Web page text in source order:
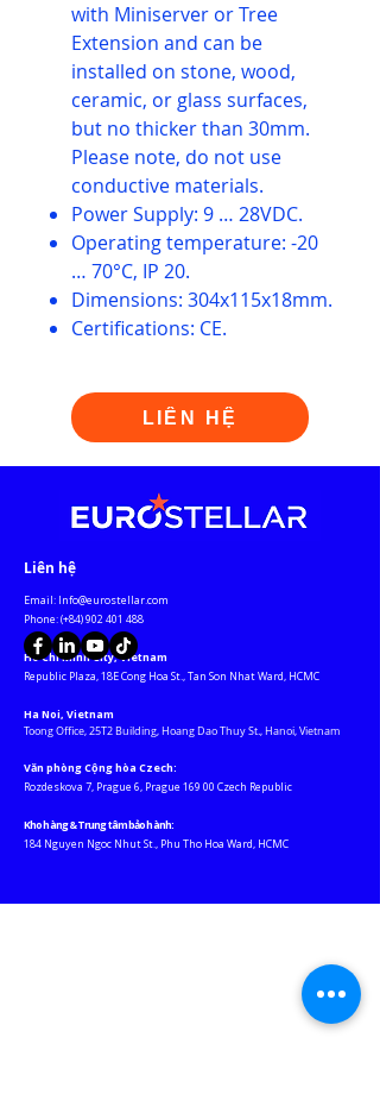
with Miniserver or Tree
Extension and can be
installed on stone, wood,
ceramic, or glass surfaces,
but no thicker than 30mm.
Please note, do not use
conductive materials.
Power Supply: 9 … 28VDC.
Operating temperature: -20
… 70°C, IP 20.
Dimensions: 304x115x18mm.
Certifications: CE.
LIÊN HỆ
​Liên hệ
Email: Info@eurostellar.com
​​​Phone: (+84)902 401 488
Ho Chi Minh City, Vietnam
​Republic Plaza, 18E Cong Hoa St., Tan Son Nhat Ward, HCMC​
Ha Noi, Vietnam
Toong Office, 25T2 Building, Hoang Dao Thuy St., Hanoi, Vietnam
Văn phòng Cộng hòa Czech:
Rozdeskova 7, Prague 6, Prague 169 00 Czech Republic
Kho hàng & Trung tâm bảo hành:
184 Nguyen Ngoc Nhut St., Phu Tho Hoa Ward, HCMC